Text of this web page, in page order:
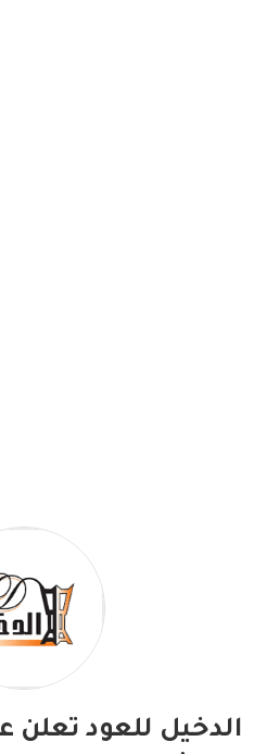
الدخيل للعود